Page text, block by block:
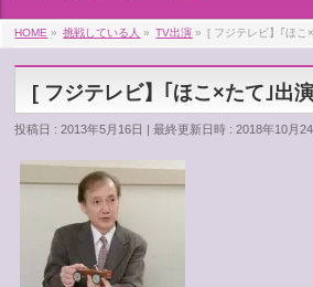
HOME » 挑戦している人 » TV出演 » [ フジテレビ】｢ほ
[ フジテレビ】｢ほこ×たて｣出
投稿日 : 2013年5月16日 最終更新日時 : 2018年10月24